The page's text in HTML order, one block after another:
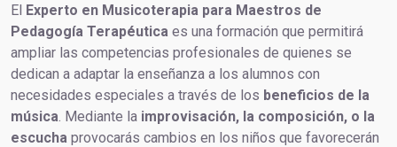
El Experto en Musicoterapia para Maestros de
Pedagogía Terapéutica es una formación que permitirá
ampliar las competencias profesionales de quienes se
dedican a adaptar la enseñanza a los alumnos con
necesidades especiales a través de los beneficios de la
música . Mediante la improvisación, la composición, o la
escucha provocarás cambios en los niños que favorecerán